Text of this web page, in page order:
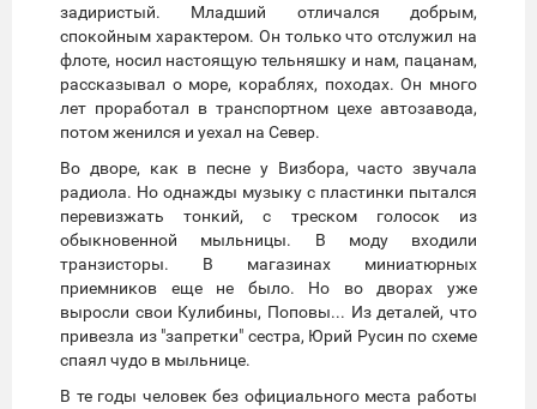
задиристый. Младший отличался добрым,
спокойным характером. Он только что отслужил на
флоте, носил настоящую тельняшку и нам, пацанам,
рассказывал о море, кораблях, походах. Он много
лет проработал в транспортном цехе автозавода,
потом женился и уехал на Север.
Во дворе, как в песне у Визбора, часто звучала
радиола. Но однажды музыку с пластинки пытался
перевизжать тонкий, с треском голосок из
обыкновенной мыльницы. В моду входили
транзисторы. В магазинах миниатюрных
приемников еще не было. Но во дворах уже
выросли свои Кулибины, Поповы... Из деталей, что
привезла из "запретки" сестра, Юрий Русин по схеме
спаял чудо в мыльнице.
В те годы человек без официального места работы